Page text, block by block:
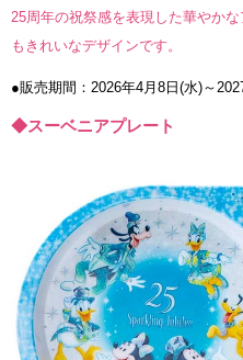
25周年の祝祭感を表現した華やか
もきれいなデザインです。
●販売期間：2026年4月8日(水)～
◆スーベニアプレート